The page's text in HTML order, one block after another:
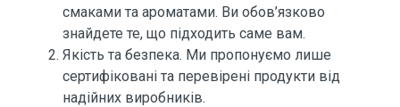
смаками та ароматами. Ви обов’язково
знайдете те, що підходить саме вам.
Якість та безпека. Ми пропонуємо лише
сертифіковані та перевірені продукти від
надійних виробників.